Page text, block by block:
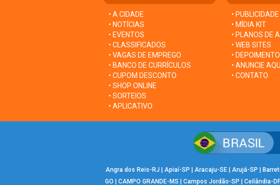
• A CIDADE
• NOTÍCIAS
• EVENTOS
• CLASSIFICADOS
• VAGAS DE EMPREGO
• BANCO DE CURRÍCULOS
• CUPOM DESCONTO
• SHOP ONLINE
• SORTEIOS
• APLICATIVO
• PUBLICIDADE
• MÍDIA KIT
• PLANOS DE
• WEB SITES
•
• ANUNCIE AQUI
• CONTATO
Angra dos Reis-RJ | Apiaí-SP | Aracaju-SE | Arujá-SP |
GO | CAMPO GRANDE-MS | Campos Jordão-SP | Ceilândia-DF